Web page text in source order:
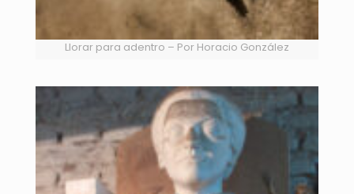
Llorar para adentro – Por Horacio González